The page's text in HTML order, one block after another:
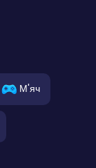
М'яч